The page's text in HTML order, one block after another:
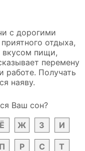
с дорогими
отдыха,
вкусом пищи,
перемену
работе. Получать
наяву.
Ваш сон?
Ё Ж З И
П Р С Т